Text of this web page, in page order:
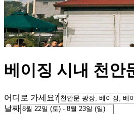
베이징 시내 천안
어디로 가세요?
날짜